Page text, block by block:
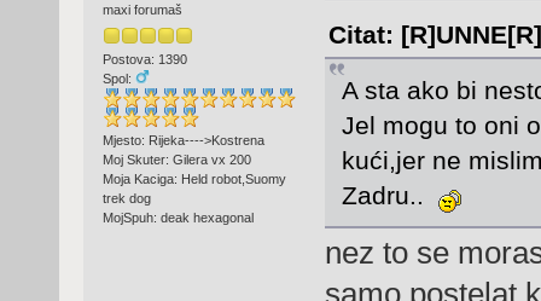
maxi forumaš
Postova: 1390
Spol:
Mjesto: Rijeka---->Kostrena
Moj Skuter: Gilera vx 200
Moja Kaciga: Held robot,Suomy
trek dog
MojSpuh: deak hexagonal
Citat:
A sta ako bi
Jel mogu to oni
kući,jer ne
Zadru..
nez to se